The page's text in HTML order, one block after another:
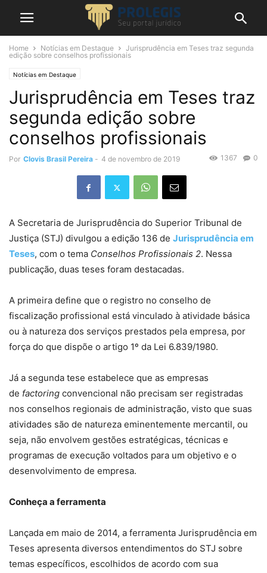
Home Notícias em Destaque
Jurisprudência em Teses traz segunda
edição sobre conselhos profissionais
Notícias em Destaque
Jurisprudência em Teses traz
segunda edição sobre
conselhos profissionais
Por Clovis Brasil Pereira - 4 de novembro de 2019 0
1367
A Secretaria de Jurisprudência do Superior Tribunal de
Justiça (STJ) divulgou a edição 136 de Jurisprudência em
Teses, com o tema Conselhos Profissionais 2. Nessa
publicação, duas teses foram destacadas.
A primeira define que o registro no conselho de
fiscalização profissional está vinculado à atividade básica
ou à natureza dos serviços prestados pela empresa, por
força do que dispõe o artigo 1º da Lei 6.839/1980.
Já a segunda tese estabelece que as empresas
de factoring convencional não precisam ser registradas
nos conselhos regionais de administração, visto que suas
atividades são de natureza eminentemente mercantil, ou
seja, não envolvem gestões estratégicas, técnicas e
programas de execução voltados para um objetivo e o
desenvolvimento de empresa.
Conheça a ferram​​​enta
Lançada em maio de 2014, a ferramenta Jurisprudência em
Teses apresenta diversos entendimentos do STJ sobre
temas específicos, escolhidos de acordo com sua